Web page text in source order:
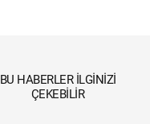
BU HABERLER İLGINIZI
ÇEKEBILIR